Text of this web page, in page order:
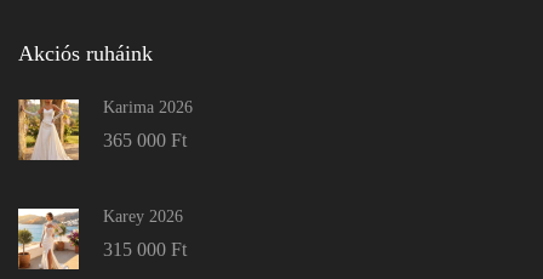
Akciós ruháink
Karima 2026
365 000 Ft
Karey 2026
315 000 Ft